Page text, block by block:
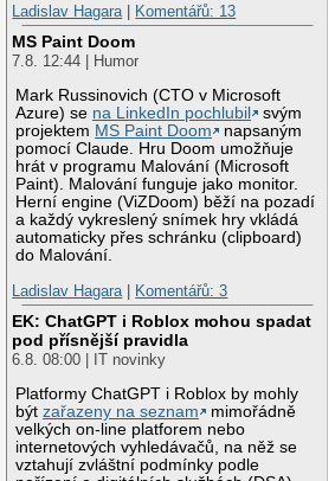
Ladislav Hagara
Komentářů: 13
MS Paint Doom
7.8. 12:44 | Humor
Mark Russinovich (CTO v Microsoft
Azure) se na LinkedIn pochlubil
svým
projektem MS Paint Doom
napsaným
pomocí Claude. Hru Doom umožňuje
hrát v programu Malování (Microsoft
Paint). Malování funguje jako monitor.
Herní engine (ViZDoom) běží na pozadí
a každý vykreslený snímek hry vkládá
automaticky přes schránku (clipboard)
do Malování.
Ladislav Hagara
Komentářů: 3
EK: ChatGPT i Roblox mohou spadat
pod přísnější pravidla
6.8. 08:00 | IT novinky
Platformy ChatGPT i Roblox by mohly
býtzařazeny na seznam
mimořádně
velkých on-line platforem nebo
internetových vyhledávačů, na něž se
vztahují zvláštní podmínky podle